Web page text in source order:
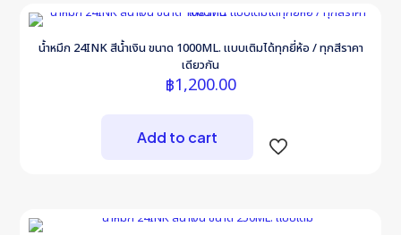
น้ำหมึก 24INK สีน้ำเงิน ขนาด 1000ML. แบบเติมได้ทุกยี่ห้อ / ทุกสีราคา
เดียวกัน
฿1,200.00
Add to cart